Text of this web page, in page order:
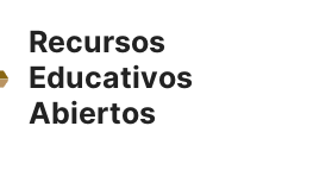
Recursos
Educativos
Abiertos